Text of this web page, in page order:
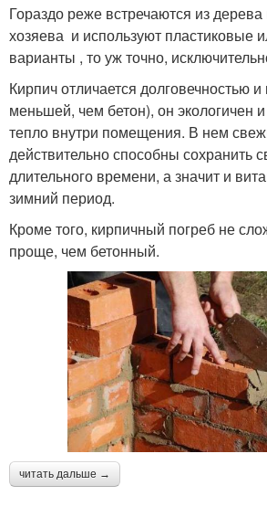
Гораздо реже встречаются из
хозяева и используют пластиковые
варианты , то уж точно,
Кирпич отличается долговечностью
меньшей, чем бетон), он экологичен
тепло внутри помещения. В нем
действительно способны сохранить
длительного времени, а значит и
зимний период.
Кроме того, кирпичный погреб не
проще, чем бетонный.
читать дальше →